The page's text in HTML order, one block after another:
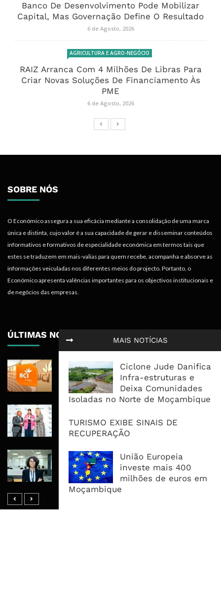
MAIS NOTÍCIAS
Ciclone Jude Danifica
Infra-estruturas e
Deixa Comunidades
Isoladas no Norte de Moçambique
TURISMO EXIBE SINAIS DE
RECUPERAÇÃO
União Europeia
investe mais 400
milhões de euros em
Moçambique
Banco De Desenvolvimento Pode Mobilizar
Capital, Mas Governação Define O Resultado
6 de Agosto, 2026
AGRICULTURA E AGRO-NEGÓCIO
RAIZ Arranca Com 4 Milhões De Libras Para
Criar Novas Soluções De Financiamento Às
PME
6 de Agosto, 2026
SOBRE NÓS
O Económico assegura a sua eficácia mediante a consolidação de uma marca
única e distinta, cujo valor é a sua capacidade de gerar e disseminar conteúdos
informativos e formativos de especialidade económica em termos tais que
estes se traduzem em mais-valias para quem recebe, acompanha e absorve as
informações veiculadas nos diferentes meios do projecto. Portanto, o
Económico apresenta valências importantes para os objectivos institucionais e
de negócios das empresas.
ÚLTIMAS NOTÍCIAS
BCI Lucra 3,34 Mil Milhões De
Meticais, Mas Crédito A Clientes
Recua 5,5%
Libras Para Criar Novas Soluções De
Financiamento Às PME
Banco De Desenvolvimento Pode
Mobilizar Capital, Mas Governação
Define O Resultado